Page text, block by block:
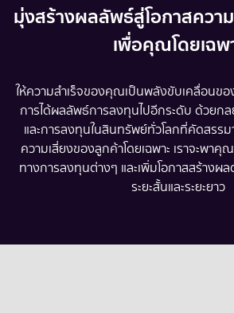
มุ่งสร้างผลลัพธ์สู่โอกาสควา
เพื่อคุณโดยเฉพ
ให้ความสำเร็จของคุณเป็นพลังขับเคลื่อนของ
การได้ผลลัพธ์การลงทุนไปอีกระดับ ด้วยก
และการลงทุนในสินทรัพย์ทั่วโลกที่คัดสรรม
ความเสี่ยงของลูกค้าโดยเฉพาะ เราจะพา
ทางการลงทุนต่างๆ และเพิ่มโอกาสสร้างผ
ระยะสั้นและระยะยาว